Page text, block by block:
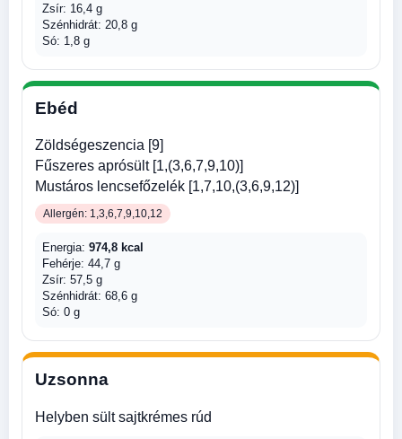
Zsír: 16,4 g
Szénhidrát: 20,8 g
Só: 1,8 g
Ebéd
Zöldségeszencia [9]
Fűszeres aprósült [1,(3,6,7,9,10)]
Mustáros lencsefőzelék [1,7,10,(3,6,9,12)]
Allergén: 1,3,6,7,9,10,12
Energia: 974,8 kcal
Fehérje: 44,7 g
Zsír: 57,5 g
Szénhidrát: 68,6 g
Só: 0 g
Uzsonna
Helyben sült sajtkrémes rúd